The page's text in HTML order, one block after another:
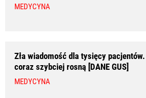
MEDYCYNA
Zła wiadomość dla tysięcy
coraz szybciej rosną [DANE GUS]
MEDYCYNA